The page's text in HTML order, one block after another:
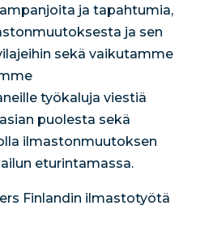
ja tapahtumia,
ja sen
sekä vaikutamme
työkaluja viestiä
puolesta sekä
ilmastonmuutoksen
eturintamassa.
Finlandin ilmastotyötä